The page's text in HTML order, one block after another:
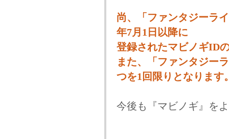
尚、「ファンタジーラ
年7月1日以降に
登録されたマビノギID
また、「ファンタジー
つを1回限りとなります
今後も『マビノギ』を